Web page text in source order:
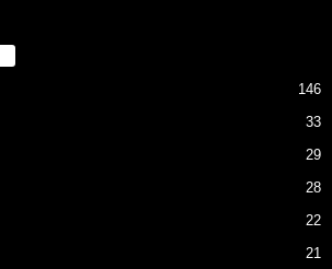
146
33
29
28
22
21